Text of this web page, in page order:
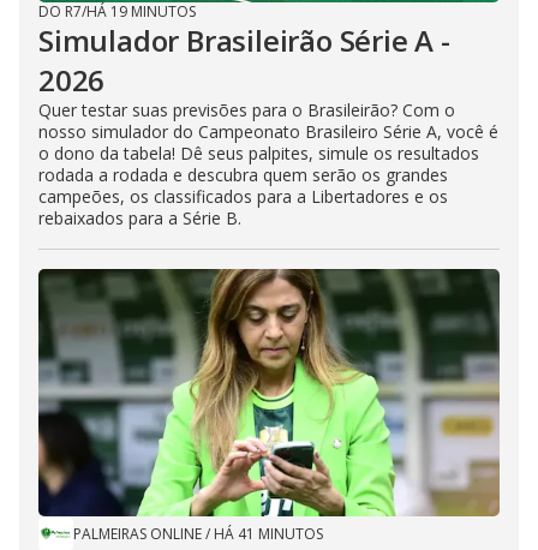
DO R7/HÁ 19 MINUTOS
Simulador Brasileirão Série A -
2026
Quer testar suas previsões para o Brasileirão? Com o
nosso simulador do Campeonato Brasileiro Série A, você é
o dono da tabela! Dê seus palpites, simule os resultados
rodada a rodada e descubra quem serão os grandes
campeões, os classificados para a Libertadores e os
rebaixados para a Série B.
PALMEIRAS ONLINE/ HÁ 41 MINUTOS